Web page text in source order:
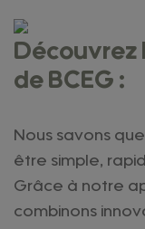
Découvrez
de BCEG :
Nous savons
être simple,
Grâce à notre
combinons